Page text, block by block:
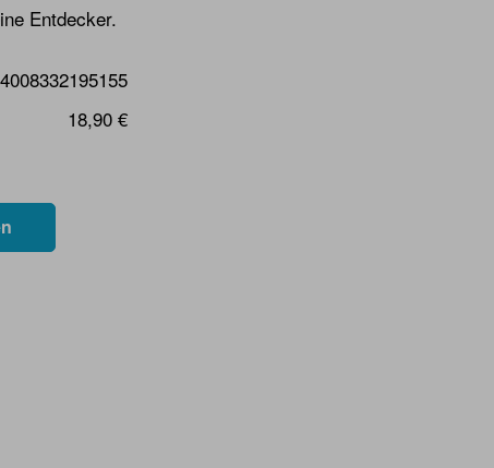
Entdecker.
4008332195155
18,90 €